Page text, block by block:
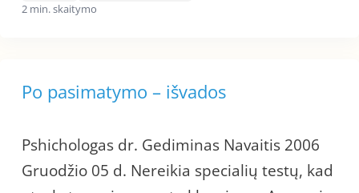
2 min. skaitymo
Po pasimatymo – išvados
Pshichologas dr. Gediminas Navaitis 2006
Gruodžio 05 d. Nereikia specialių testų, kad